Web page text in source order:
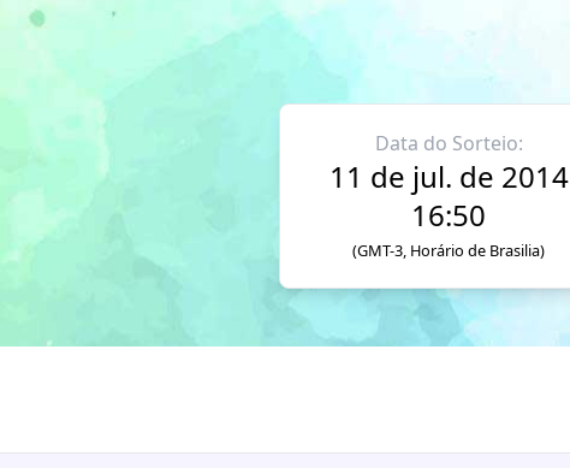
Data do Sorteio:
11 de jul. de 2014
16:50
(GMT-3, Horário de Brasilia)